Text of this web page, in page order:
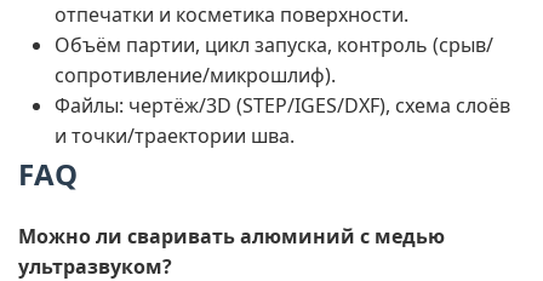
отпечатки и косметика поверхности.
Объём партии, цикл запуска, контроль (срыв/
сопротивление/микрошлиф).
Файлы: чертёж/3D (STEP/IGES/DXF), схема слоёв
и точки/траектории шва.
FAQ
Можно ли сваривать алюминий с медью
ультразвуком?